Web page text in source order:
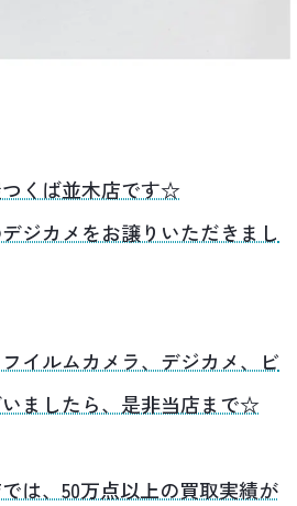
くば並木店です☆
ジカメをお譲りいただきまし
イルムカメラ、デジカメ、ビ
ましたら、是非当店まで☆
は、50万点以上の買取実績が